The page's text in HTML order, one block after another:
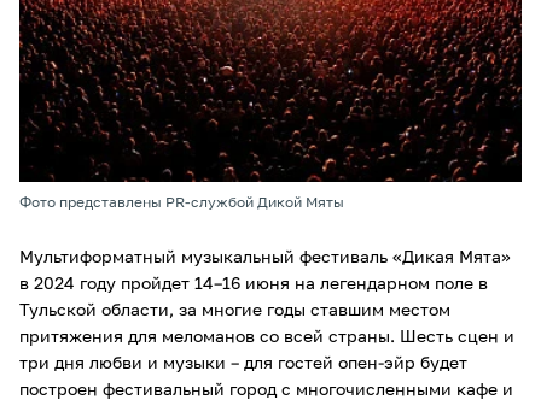
Фото представлены PR-службой Дикой Мяты
Мультиформатный музыкальный фестиваль «Дикая Мята»
в 2024 году пройдет 14–16 июня на легендарном поле в
Тульской области, за многие годы ставшим местом
притяжения для меломанов со всей страны. Шесть сцен и
три дня любви и музыки – для гостей опен-эйр будет
построен фестивальный город с многочисленными кафе и